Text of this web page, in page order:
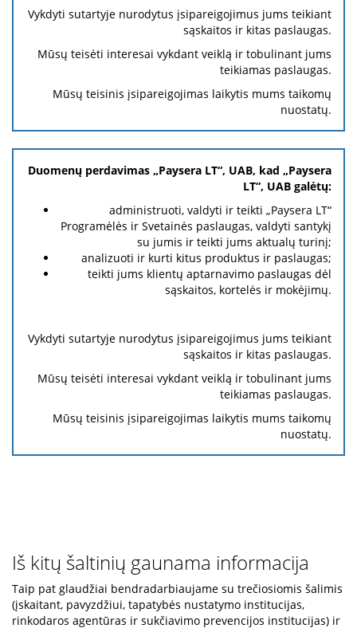
Vykdyti sutartyje nurodytus įsipareigojimus jums teikiant
sąskaitos ir kitas paslaugas.
Mūsų teisėti interesai vykdant veiklą ir tobulinant jums
teikiamas paslaugas.
Mūsų teisinis įsipareigojimas laikytis mums taikomų
nuostatų.
Duomenų perdavimas „Paysera LT“, UAB, kad „Paysera
LT“, UAB galėtų:
administruoti, valdyti ir teikti „Paysera LT“
Programėlės ir Svetainės paslaugas, valdyti santykį
su jumis ir teikti jums aktualų turinį;
analizuoti ir kurti kitus produktus ir paslaugas;
teikti jums klientų aptarnavimo paslaugas dėl
sąskaitos, kortelės ir mokėjimų.
Vykdyti sutartyje nurodytus įsipareigojimus jums teikiant
sąskaitos ir kitas paslaugas.
Mūsų teisėti interesai vykdant veiklą ir tobulinant jums
teikiamas paslaugas.
Mūsų teisinis įsipareigojimas laikytis mums taikomų
nuostatų.
Iš kitų šaltinių gaunama informacija
Taip pat glaudžiai bendradarbiaujame su trečiosiomis šalimis
(įskaitant, pavyzdžiui, tapatybės nustatymo institucijas,
rinkodaros agentūras ir sukčiavimo prevencijos institucijas) ir